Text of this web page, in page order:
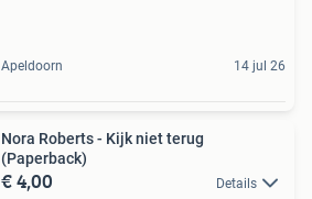
Apeldoorn 14 jul 26
Nora Roberts - Kijk niet terug
(Paperback)
€ 4,00 Details